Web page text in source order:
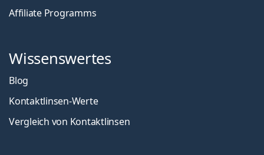
Affiliate Programms
Wissenswertes
Blog
Kontaktlinsen-Werte
Vergleich von Kontaktlinsen